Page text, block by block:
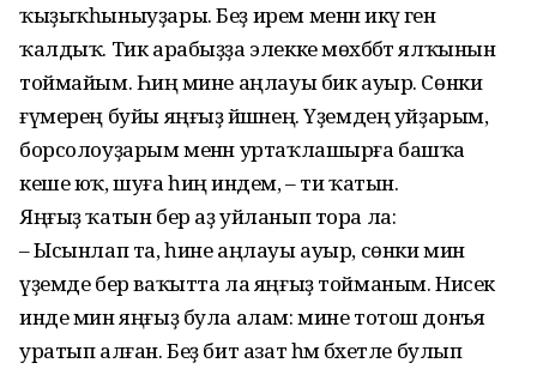
ҡыҙыҡһыныуҙары. Беҙ ирем менән икәү генә
ҡалдыҡ. Тик арабыҙҙа элекке мөхәббәт ялҡынын
тоймайым. Һиңә мине аңлауы бик ауыр. Сөнки
ғүмерең буйы яңғыҙ йәшәнең. Үҙемдең уйҙарым,
борсолоуҙарым менән уртаҡлашырға башҡа
кеше юҡ, шуға һиңә индем, – ти ҡатын.
Яңғыҙ ҡатын бер аҙ уйланып тора ла:
– Ысынлап та, һине аңлауы ауыр, сөнки мин
үҙемде бер ваҡытта ла яңғыҙ тойманым. Нисек
инде мин яңғыҙ була алам: мине тотош донъя
уратып алған. Беҙ бит азат һәм бәхетле булып